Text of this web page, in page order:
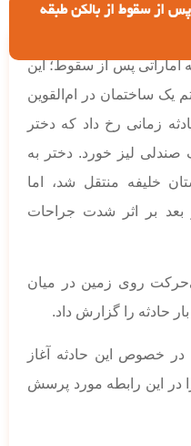
اماراتی پس از سقوط از بالکن طبقه
دختر 10 ساله اماراتی پس از سقوط؛ این
یک ساختمان در ام‌القوین
زمانی رخ داد که دختر
صندلی لیز خورد. دختر به
خلیفه منتقل شد، اما
بعد بر اثر شدت جراحات
روی زمین در میان
حادثه را گزارش داد.
در خصوص این حادثه آغاز
در این رابطه مورد پرسش